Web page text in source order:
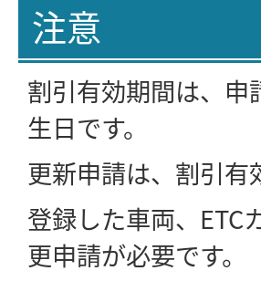
注意
割引有効期間は、
生日です。
更新申請は、割引有
登録した車両、ETC
更申請が必要です。